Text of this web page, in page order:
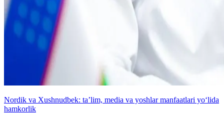
Nordik va Xushnudbek: taʼlim, media va yoshlar manfaatlari yo‘lida
hamkorlik